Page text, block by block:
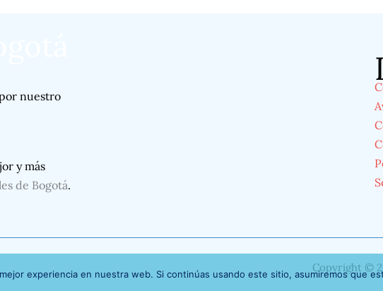
nuestro
y más
de Bogotá.
Copyright ©
experiencia en nuestra web. Si continúas usando este sitio, asumiremos que